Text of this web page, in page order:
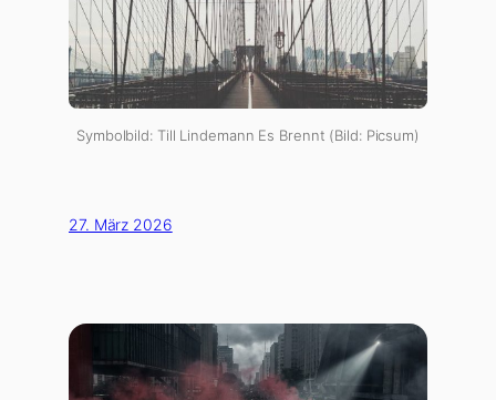
Symbolbild: Till Lindemann Es Brennt (Bild: Picsum)
27. März 2026